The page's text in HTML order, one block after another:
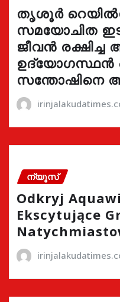
തൃശൂർ
സമയോചിത
ജീവൻ
ഉദ്യോഗസ്ഥൻ
സന്തോഷിനെ
ന്യൂസ്
Odkryj
Ekscytujące